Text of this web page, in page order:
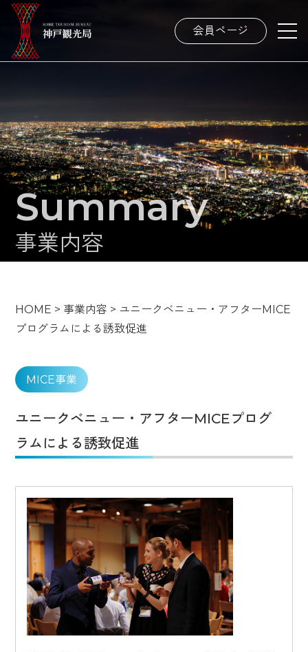
会員ページ
Summary
事業内容
HOME > 事業内容 > ユニークベニュー・アフターMICE
プログラムによる誘致促進
MICE事業
ユニークベニュー・アフターMICEプログ
ラムによる誘致促進